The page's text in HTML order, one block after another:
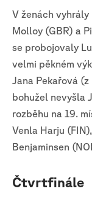
V ženách vyhrály
Molloy (GBR) a
se probojovaly
velmi pěkném
Jana Pekařová
bohužel nevyšla
rozběhu na 19.
Venla Harju
Benjaminsen
Čtvrtfinále